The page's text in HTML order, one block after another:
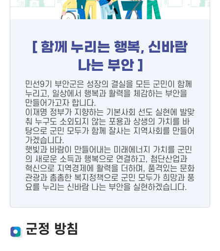
[ 함께 누리는 행복, 신바람
나는 부안 ]
민선9기 부안군은 성장의 결실을 모든 군민이 함께
누리고, 일상에서 행복과 활력을 체감하는 부안을
만들어가고자 합니다.
이재명 정부가 지향하는 기본사회 선도 실현에 발맞
춰 누구도 소외되지 않는 포용과 상생의 가치를 바
탕으로 군민 모두가 함께 잘사는 지역사회를 만들어
가겠습니다.
햇빛과 바람이 만들어내는 미래에너지 가치를 군민
의 새로운 소득과 행복으로 연결하고, 첨단산업과
혁신으로 지역경제에 활력을 더하며, 품격있는 문화
관광과 촘촘한 복지정책으로 군민 모두가 희망과 풍
요를 누리는 신바람 나는 부안을 실현하겠습니다.
군정 방침